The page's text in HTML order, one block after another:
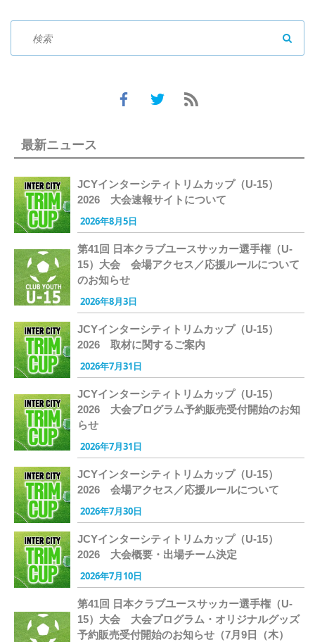
最新ニュース
JCYインターシティトリムカップ（U-15）
2026 大会速報サイトについて
2026年8月5日
第41回 日本クラブユースサッカー選手権（U-
15）大会 会場アクセス／応援ルールについて
のお知らせ
2026年8月3日
JCYインターシティトリムカップ（U-15）
2026 取材に関するご案内
2026年7月31日
JCYインターシティトリムカップ（U-15）
2026 大会プログラム予約販売受付開始のお知
らせ
2026年7月31日
JCYインターシティトリムカップ（U-15）
2026 会場アクセス／応援ルールについて
2026年7月30日
JCYインターシティトリムカップ（U-15）
2026 大会概要・出場チーム決定
2026年7月10日
第41回 日本クラブユースサッカー選手権（U-
15）大会 大会プログラム・オリジナルグッズ
予約販売受付開始のお知らせ（7月9日（木）